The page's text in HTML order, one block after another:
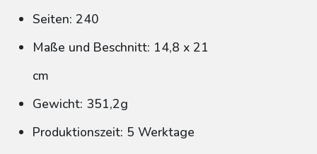
Seiten: 240
Maße und Beschnitt: 14,8 x 21
cm
Gewicht: 351,2g
Produktionszeit: 5 Werktage